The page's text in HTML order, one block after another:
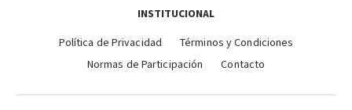
INSTITUCIONAL
Política de Privacidad
Términos y Condiciones
Normas de Participación
Contacto